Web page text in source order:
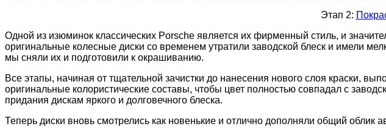
Этап 2:
Одной из изюминок классических Porsche является их фирменный стиль, и
оригинальные колесные диски со временем утратили заводской блеск и имели
мы сняли их и подготовили к окрашиванию.
Все этапы, начиная от тщательной зачистки до нанесения нового слоя краски,
оригинальные колористические составы, чтобы цвет полностью совпадал с
придания дискам яркого и долговечного блеска.
Теперь диски вновь смотрелись как новенькие и отлично дополняли общий облик